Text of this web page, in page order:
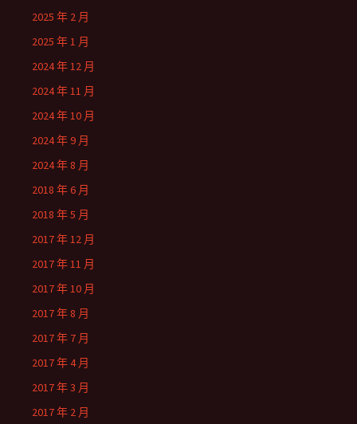
2025 年 2 月
2025 年 1 月
2024 年 12 月
2024 年 11 月
2024 年 10 月
2024 年 9 月
2024 年 8 月
2018 年 6 月
2018 年 5 月
2017 年 12 月
2017 年 11 月
2017 年 10 月
2017 年 8 月
2017 年 7 月
2017 年 4 月
2017 年 3 月
2017 年 2 月